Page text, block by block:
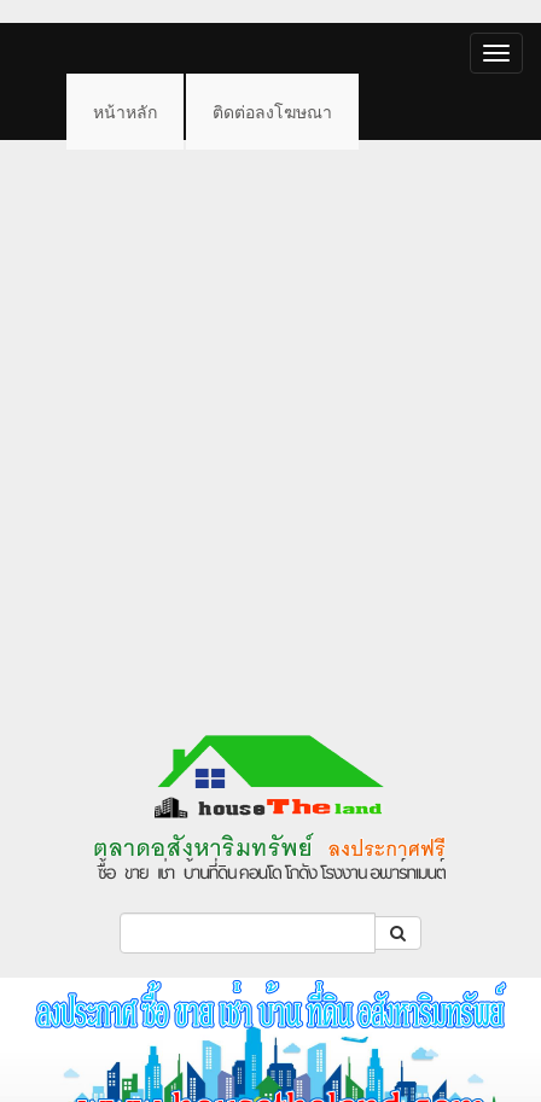
Toggle
หน้าหลัก ติดต่อลงโฆษณา